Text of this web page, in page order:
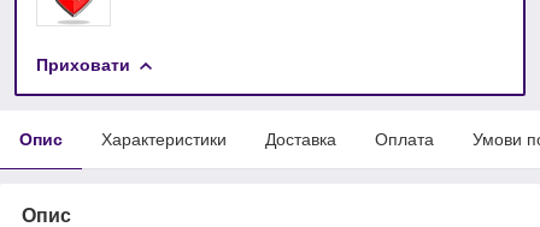
Приховати
Опис Характеристики Доставка Оплата Умови
Опис